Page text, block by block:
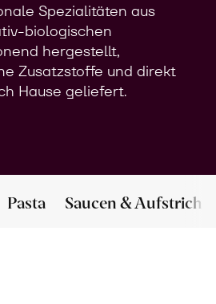
Spezialitäten aus
biologischen
hergestellt,
Zusatzstoffe und direkt
Hause geliefert.
Pasta Saucen & Aufstriche